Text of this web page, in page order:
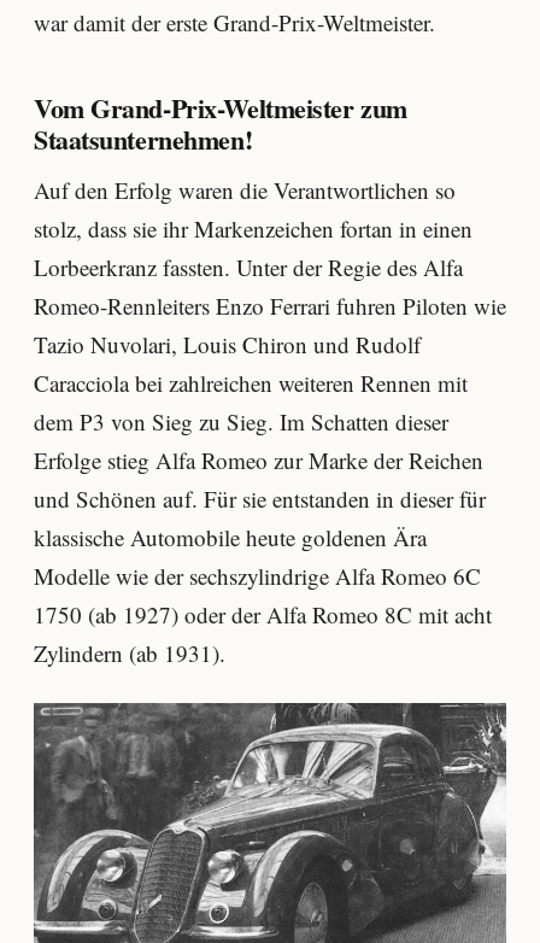
war damit der erste Grand-Prix-Weltmeister.
Vom Grand-Prix-Weltmeister zum
Staatsunternehmen!
Auf den Erfolg waren die Verantwortlichen so
stolz, dass sie ihr Markenzeichen fortan in einen
Lorbeerkranz fassten. Unter der Regie des Alfa
Romeo-Rennleiters Enzo Ferrari fuhren Piloten wie
Tazio Nuvolari, Louis Chiron und Rudolf
Caracciola bei zahlreichen weiteren Rennen mit
dem P3 von Sieg zu Sieg. Im Schatten dieser
Erfolge stieg Alfa Romeo zur Marke der Reichen
und Schönen auf. Für sie entstanden in dieser für
klassische Automobile heute goldenen Ära
Modelle wie der sechszylindrige Alfa Romeo 6C
1750 (ab 1927) oder der Alfa Romeo 8C mit acht
Zylindern (ab 1931).